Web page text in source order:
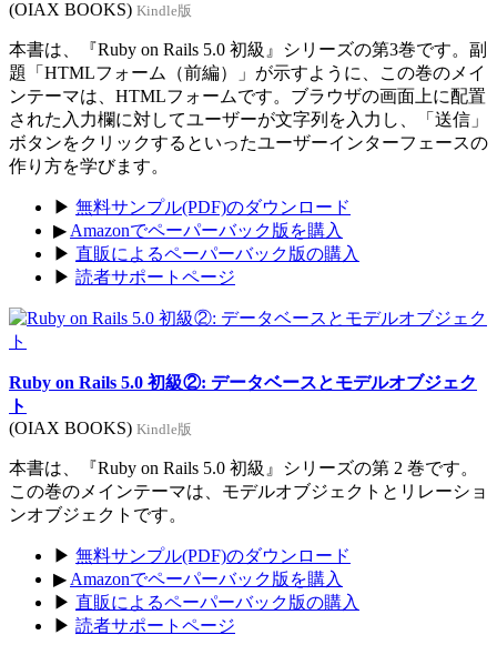
(OIAX BOOKS) Kindle版
本書は、『Ruby on Rails 5.0 初級』シリーズの第3巻です。副
題「HTMLフォーム（前編）」が示すように、この巻のメイ
ンテーマは、HTMLフォームです。ブラウザの画面上に配置
された入力欄に対してユーザーが文字列を入力し、「送信」
ボタンをクリックするといったユーザーインターフェースの
作り方を学びます。
▶ 無料サンプル(PDF)のダウンロード
▶ Amazonでペーパーバック版を購入
▶ 直販によるペーパーバック版の購入
▶ 読者サポートページ
Ruby on Rails 5.0 初級②: データベースとモデルオブジェク
ト
(OIAX BOOKS) Kindle版
本書は、『Ruby on Rails 5.0 初級』シリーズの第 2 巻です。
この巻のメインテーマは、モデルオブジェクトとリレーショ
ンオブジェクトです。
▶ 無料サンプル(PDF)のダウンロード
▶ Amazonでペーパーバック版を購入
▶ 直販によるペーパーバック版の購入
▶ 読者サポートページ